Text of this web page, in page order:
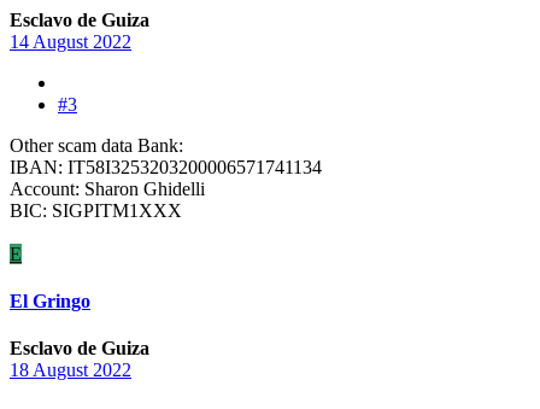
Esclavo de Guiza
14 August 2022
#3
Other scam data Bank:
IBAN: IT58I3253203200006571741134
Account: Sharon Ghidelli
BIC: SIGPITM1XXX
E
El Gringo
Esclavo de Guiza
18 August 2022